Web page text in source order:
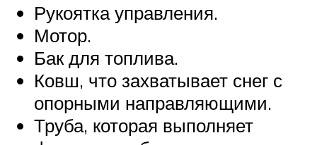
Рукоятка управления.
Мотор.
Бак для топлива.
Ковш, что захватывает снег с
опорными направляющими.
Труба, которая выполняет